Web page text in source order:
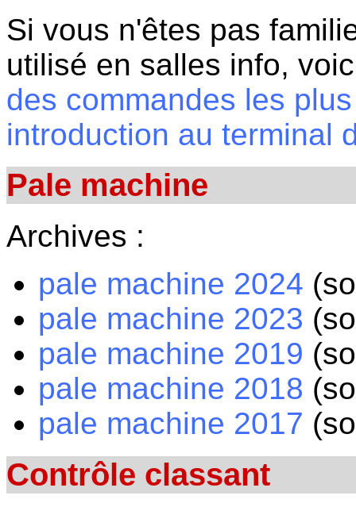
Si vous n'êtes pas
utilisé en salles info,
des commandes les
introduction au terminal
Pale machine
Archives :
pale machine 2024
pale machine 2023
pale machine 2019
pale machine 2018
pale machine 2017
Contrôle classant